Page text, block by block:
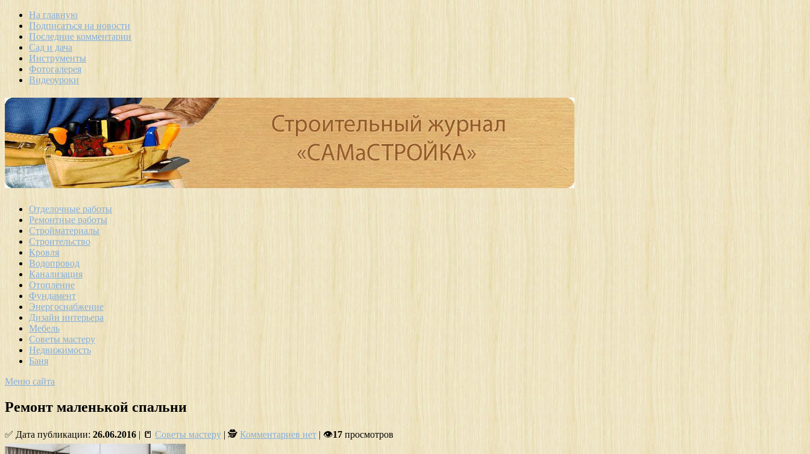
На главную
Подписаться на новости
Последние комментарии
Сад и дача
Инструменты
Фотогалерея
Видеоуроки
Отделочные работы
Ремонтные работы
Стройматериалы
Строительство
Кровля
Водопровод
Канализация
Отопление
Фундамент
Энергоснабжение
Дизайн интерьера
Мебель
Советы мастеру
Недвижимость
Баня
Меню сайта
Ремонт маленькой спальни
✅ Дата публикации: 26.06.2016 | 📒 Советы мастеру | 🕵 Комментариев нет | 👁17 просмотров